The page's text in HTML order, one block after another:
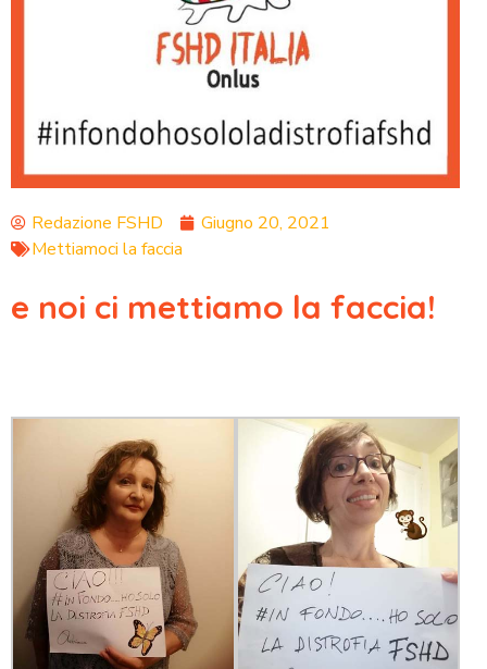
Redazione FSHD
Giugno 20, 2021
Mettiamoci la faccia
e noi ci mettiamo la faccia!